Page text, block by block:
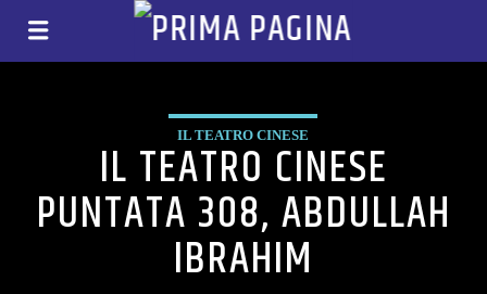
IL TEATRO CINESE
IL TEATRO CINESE
PUNTATA 308, ABDULLAH
IBRAHIM